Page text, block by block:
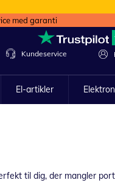
med garanti
Kundeservice
El-artikler
til dig, der mangler